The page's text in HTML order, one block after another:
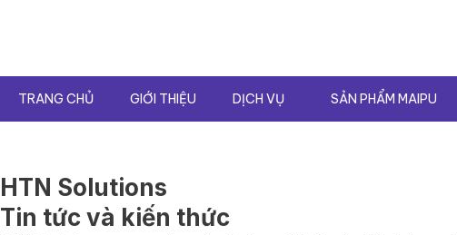
TRANG CHỦ GIỚI THIỆU DỊCH VỤ SẢN PHẨM MAIPU
HTN Solutions
Tin tức và kiến thức